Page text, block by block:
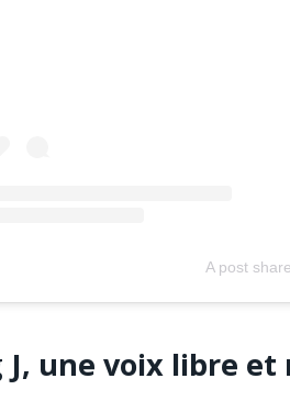
A post
J, une voix libre